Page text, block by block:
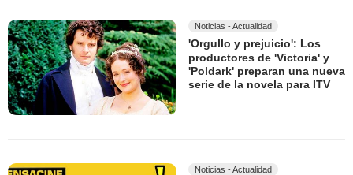
Noticias - Actualidad
'Orgullo y prejuicio': Los
productores de 'Victoria' y
'Poldark' preparan una nueva
serie de la novela para ITV
Noticias - Actualidad